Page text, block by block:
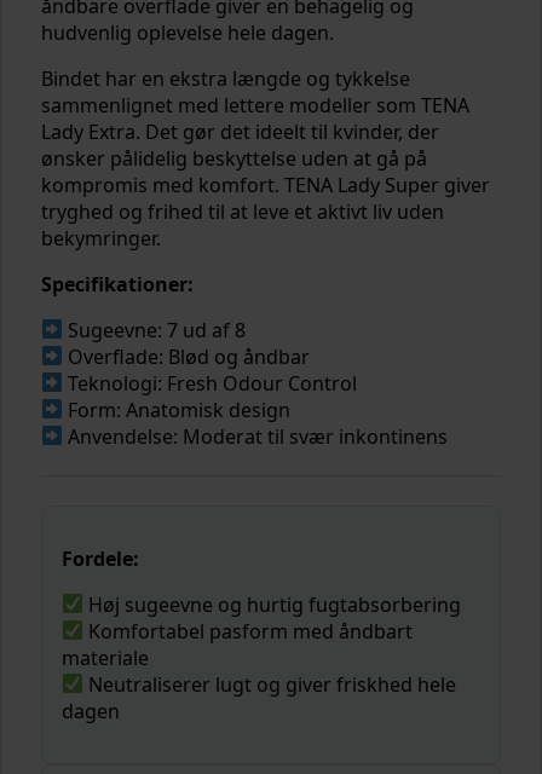
åndbare overflade giver en behagelig og
hudvenlig oplevelse hele dagen.
Bindet har en ekstra længde og tykkelse
sammenlignet med lettere modeller som TENA
Lady Extra. Det gør det ideelt til kvinder, der
ønsker pålidelig beskyttelse uden at gå på
kompromis med komfort. TENA Lady Super giver
tryghed og frihed til at leve et aktivt liv uden
bekymringer.
Specifikationer:
Sugeevne: 7 ud af 8
Overflade: Blød og åndbar
Teknologi: Fresh Odour Control
Form: Anatomisk design
Anvendelse: Moderat til svær inkontinens
Fordele:
Høj sugeevne og hurtig fugtabsorbering
Komfortabel pasform med åndbart
materiale
Neutraliserer lugt og giver friskhed hele
dagen